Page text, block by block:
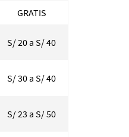
GRATIS
S/ 20 a S/ 40
S/ 30 a S/ 40
S/ 23 a S/ 50